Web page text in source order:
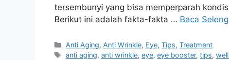
tersembunyi yang bisa memperparah
Berikut ini adalah fakta-fakta … Baca
Anti Aging, Anti Wrinkle, Eye,Tips,Treatment
anti aging,anti wrinkle,eye,eye booster,tips,